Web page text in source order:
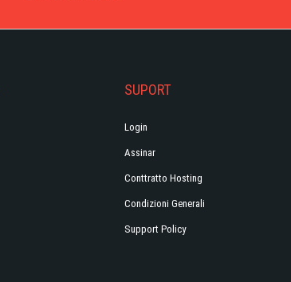
SUPORT
Login
Assinar
Conttratto Hosting
Condizioni Generali
Support Policy